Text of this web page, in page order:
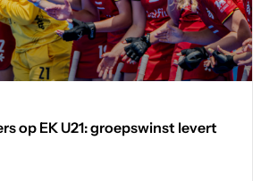
op EK U21: groepswinst levert